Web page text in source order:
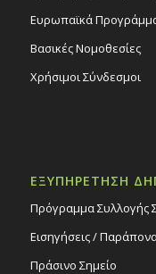
Ευρωπαϊκά
Βασικές Νομοθεσίες
Χρήσιμοι Σύνδεσμοι
ΕΞΥΠΗΡΕΤΗΣΗ
Πρόγραμμα Συλλογής
Εισηγήσεις /
Πράσινο Σημείο